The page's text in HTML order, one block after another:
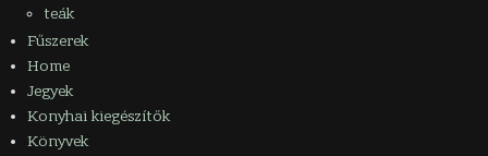
teák
Fűszerek
Home
Jegyek
Konyhai kiegészítők
Könyvek